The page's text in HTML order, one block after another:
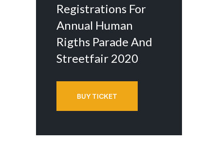
Registrations For
Annual Human
Rigths Parade And
Streetfair 2020
BUY TICKET